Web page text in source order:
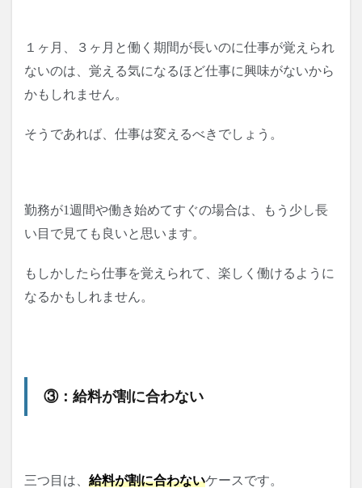
１ヶ月、３ヶ月と働く期間が長いのに仕事が覚えられ
ないのは、覚える気になるほど仕事に興味がないから
かもしれません。
そうであれば、仕事は変えるべきでしょう。
勤務が1週間や働き始めてすぐの場合は、
もう少し長
い目で見ても良いと思います。
もしかしたら仕事を覚えられて、楽しく働けるように
なるかもしれません。
③：給料が割に合わない
三つ目は、 給料が割に合わないケースです。